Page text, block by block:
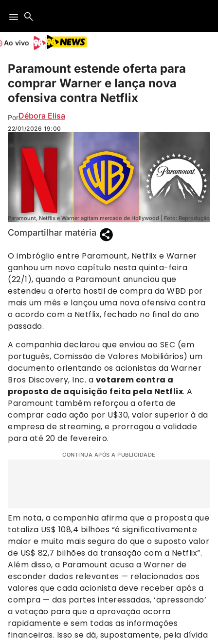
Ao vivo
Paramount estende oferta para
comprar Warner e lança nova
ofensiva contra Netflix
PorDébora Elisa
22/01/2026 19:00
Paramount, Netflix e Warner agitam mercado de Hollywood | Foto: Reprodução
Compartilhar matéria
O imbróglio entre Paramount, Netflix e Warner
ganhou um novo capítulo nesta quinta-feira
(22/1), quando a Paramount anunciou que
estendeu a oferta hostil de compra da WBD por
mais um mês e lançou uma nova ofensiva contra
o acordo com a Netflix, fechado no final do ano
passado.
A companhia declarou que enviou ao SEC (em
português, Comissão de Valores Mobiliários) um
documento orientando os acionistas da Warner
Bros Discovery, Inc. a votarem contra a
proposta de aquisição feita pela Netflix. A
Paramount também reforçou a oferta de
comprar cada ação por U$30, valor superior à da
empresa de streaming, e prorrogou a validade
para até 20 de fevereiro.
CONTINUA APÓS A PUBLICIDADE
Em nota, a companhia afirma que a proposta que
totaliza US$ 108,4 bilhões “é significativamente
maior e muito mais segura do que o suposto valor
de US$ 82,7 bilhões da transação com a Netflix”.
Além disso, a Paramount acusa a Warner de
esconder dados relevantes — relacionados aos
valores que cada acionista deve receber após a
compra — das partes interessadas, ‘apressando’
a votação para que a aprovação ocorra
rapidamente e sem todas as informações
financeiras. Isso se dá, supostamente, pela dívida